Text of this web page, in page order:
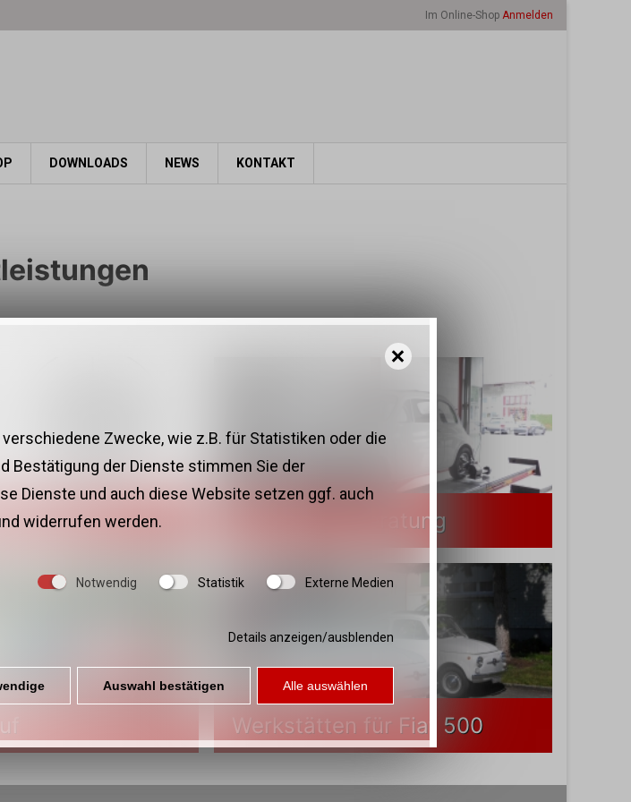
Im Online-Shop Anmelden
DOWNLOADS NEWS KONTAKT
Technische Beratung
Werkstätten für Fiat 500
Zwecke, wie z.B. für Statistiken oder die
Bestätigung der Dienste stimmen Sie der
Dienste und auch diese Website setzen ggf. auch
widerrufen werden.
Notwendig Statistik Externe Medien
Details anzeigen/ausblenden
Auswahl bestätigen Alle auswählen